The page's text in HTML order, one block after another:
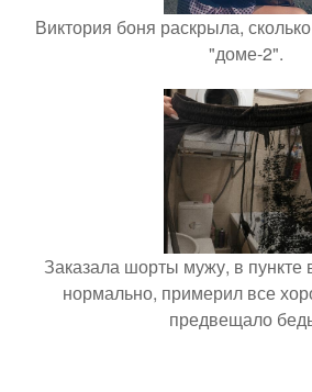
Виктория боня раскрыла,
"доме-2".
Заказала шорты мужу, в
нормально, примерил все
предвещало